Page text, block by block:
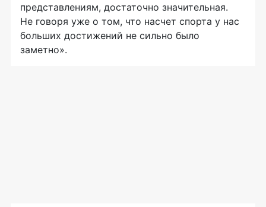
представлениям, достаточно значительная.
Не говоря уже о том, что насчет спорта у нас
больших достижений не сильно было
заметно».